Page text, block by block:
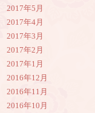
2017年5月
2017年4月
2017年3月
2017年2月
2017年1月
2016年12月
2016年11月
2016年10月